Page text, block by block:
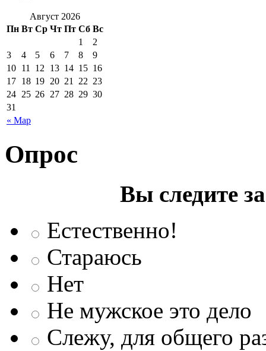
Август 2026
Пн Вт Ср Чт Пт Сб Вс
« Мар
1
2
3
4 5 6 7 8
9
10 11 12 13 14 15 16
17 18 19 20 21 22 23
24 25 26 27 28 29 30
31
Опрос
Вы следите
Естественно!
Стараюсь
Нет
Не мужское это дело
Слежу, для общего